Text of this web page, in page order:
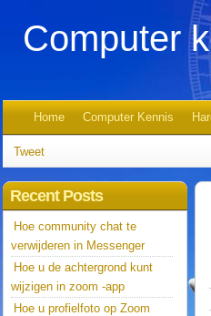
Computer
Home Computer Kennis
Tweet
Recent Posts
Hoe community chat te
verwijderen in Messenger
Hoe u de achtergrond kunt
wijzigen in zoom -app
Hoe u profielfoto op Zoom